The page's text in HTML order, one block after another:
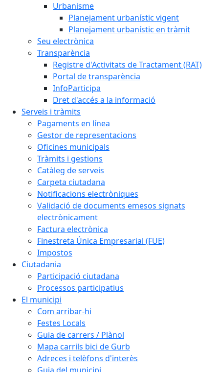
Urbanisme
Planejament urbanístic vigent
Planejament urbanístic en tràmit
Seu electrònica
Transparència
Registre d'Activitats de Tractament (RAT)
Portal de transparència
InfoParticipa
Dret d'accés a la informació
Serveis i tràmits
Pagaments en línea
Gestor de representacions
Oficines municipals
Tràmits i gestions
Catàleg de serveis
Carpeta ciutadana
Notificacions electròniques
Validació de documents emesos signats
electrònicament
Factura electrònica
Finestreta Única Empresarial (FUE)
Impostos
Ciutadania
Participació ciutadana
Processos participatius
El municipi
Com arribar-hi
Festes Locals
Guia de carrers / Plànol
Mapa carrils bici de Gurb
Adreces i telèfons d'interès